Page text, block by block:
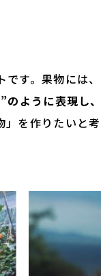
す。果物には
のように表現し
を作りたいと